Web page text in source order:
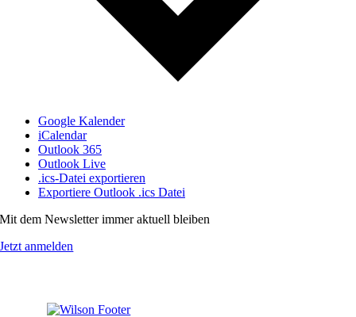
Google Kalender
iCalendar
Outlook 365
Outlook Live
.ics-Datei exportieren
Exportiere Outlook .ics Datei
Mit dem Newsletter immer aktuell bleiben
Jetzt anmelden